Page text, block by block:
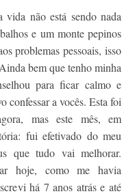
não está sendo nada
e um monte pepinos
problemas pessoais, isso
bem que tenho minha
para ficar calmo e
confessar a vocês. Esta foi
mas este mês, em
fui efetivado do meu
que tudo vai melhorar.
hoje, como me havia
há 7 anos atrás e até